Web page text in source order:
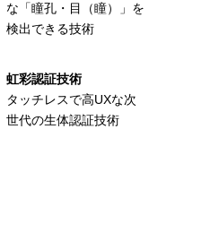
な「瞳孔・目（瞳）」を
検出できる技術
虹彩認証技術
タッチレスで高UXな次
世代の生体認証技術